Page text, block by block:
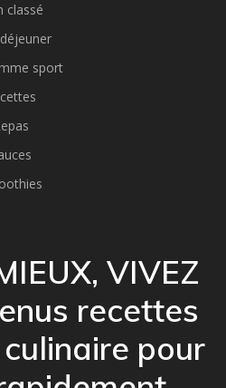
classé
sport
VIVEZ
recettes
pour